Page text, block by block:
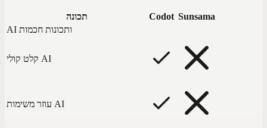
תכונה Codot Sunsama
AI ותכונות חכמות
קלט קולי AI
עוזר משימות AI